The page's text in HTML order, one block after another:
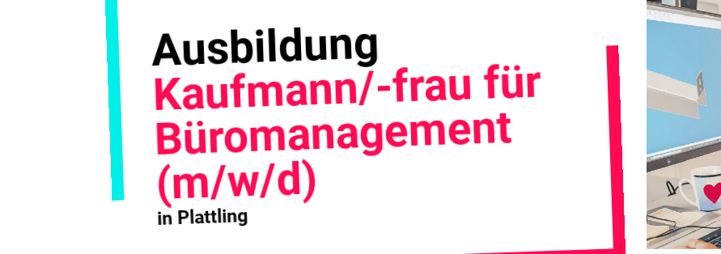
Ausbildung
Kaufmann/-frau für
Büromanagement
(m/w/d)
in Plattling